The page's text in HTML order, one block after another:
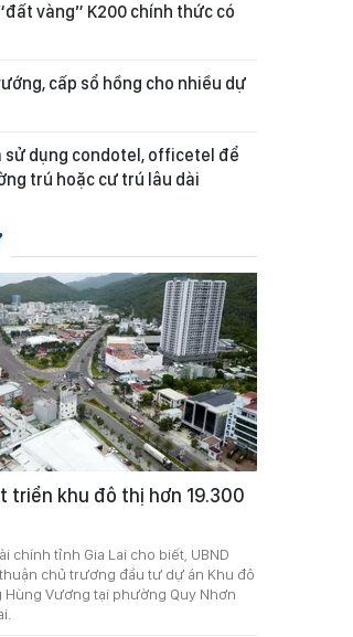
vàng” K200 chính thức có
cấp sổ hồng cho nhiều dự
sử dụng condotel, officetel để
trú hoặc cư trú lâu dài
triển khu đô thị hơn 19.300
chính tỉnh Gia Lai cho biết, UBND
chủ trương đầu tư dự án Khu đô
Hùng Vương tại phường Quy Nhơn